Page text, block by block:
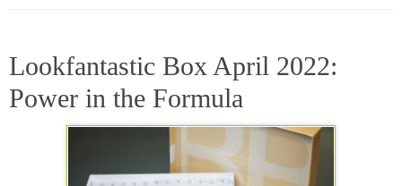
Lookfantastic Box April 2022:
Power in the Formula